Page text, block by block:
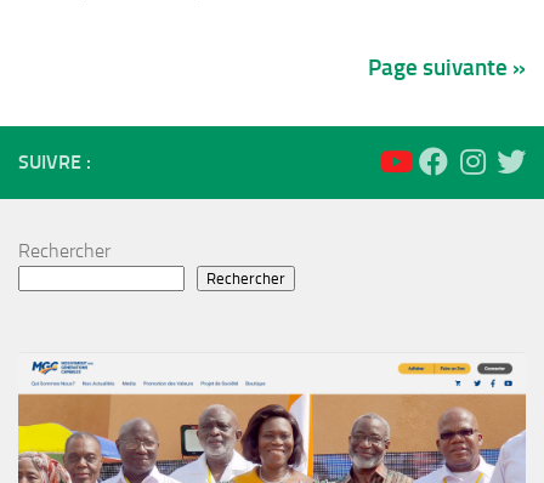
Page suivante »
SUIVRE :
Rechercher
Rechercher